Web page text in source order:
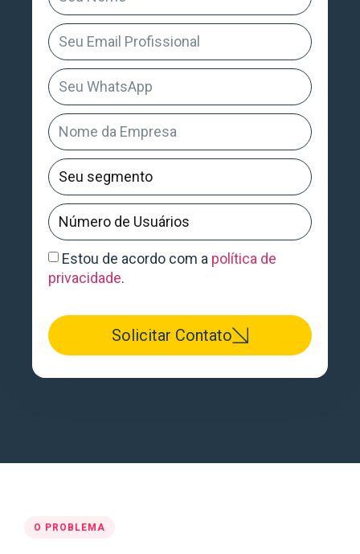
Estou de acordo com a política de
privacidade.
Solicitar Contato
O PROBLEMA